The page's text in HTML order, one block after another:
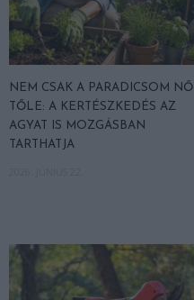
NEM CSAK A PARADICSOM NŐ
TŐLE: A KERTÉSZKEDÉS AZ
AGYAT IS MOZGÁSBAN
TARTHATJA